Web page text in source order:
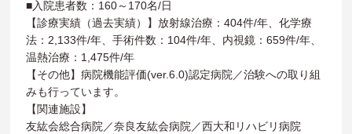
■入院患者数：160～170名/日
【診療実績（過去実績）】放射線治療：404件/年、化学療
法：2,133件/年、手術件数：104件/年、内視鏡：659件/年、
温熱治療：1,475件/年
【その他】病院機能評価(ver.6.0)認定病院／治験への取り組
みも行っています。
【関連施設】
友紘会総合病院／奈良友紘会病院／西大和リハビリ病院